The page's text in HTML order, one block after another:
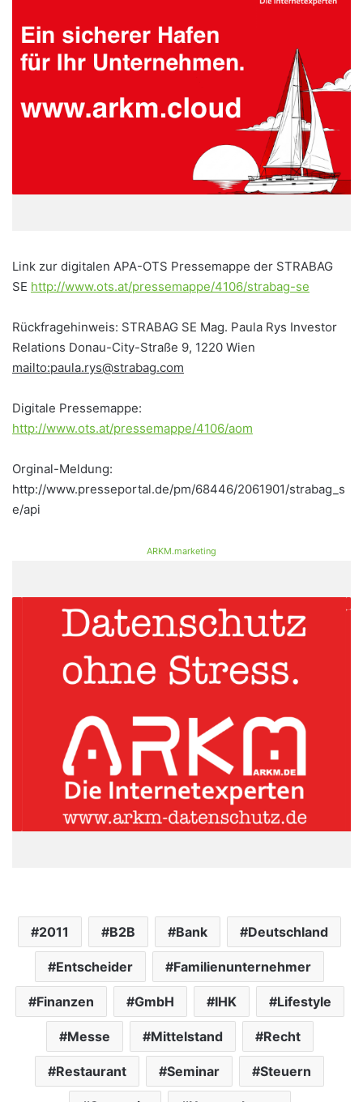
Link zur digitalen APA-OTS Pressemappe der STRABAG
SE http://www.ots.at/pressemappe/4106/strabag-se
Rückfragehinweis: STRABAG SE Mag. Paula Rys Investor
Relations Donau-City-Straße 9, 1220 Wien
mailto:paula.rys@strabag.com
Digitale Pressemappe:
http://www.ots.at/pressemappe/4106/aom
Orginal-Meldung:
http://www.presseportal.de/pm/68446/2061901/strabag_s
e/api
ARKM.marketing
2011 B2B Bank Deutschland
Entscheider Familienunternehmer
Finanzen GmbH IHK Lifestyle
Messe Mittelstand Recht
Restaurant Seminar Steuern